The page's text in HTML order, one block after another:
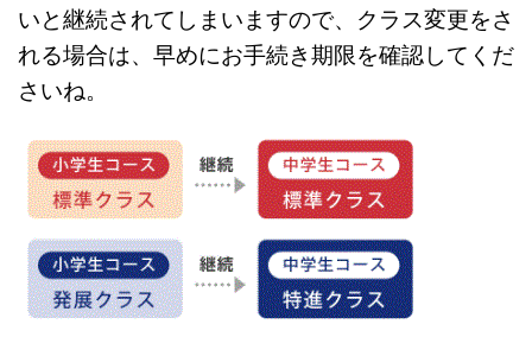
いと継続されてしまいますので、クラス変更をさ
れる場合は、早めにお手続き期限を確認してくだ
さいね。